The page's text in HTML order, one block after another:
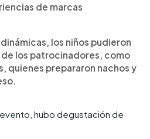
de marcas
los niños pudieron
los patrocinadores, como
quienes prepararon nachos y
hubo degustación de